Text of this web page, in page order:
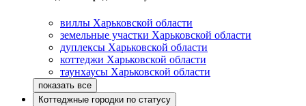
виллы Харьковской области
земельные участки Харьковской области
дуплексы Харьковской области
коттеджи Харьковской области
таунхаусы Харьковской области
Коттеджные городки по статусу